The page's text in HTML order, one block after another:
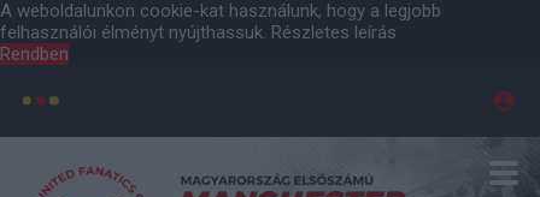
A weboldalunkon cookie-kat használunk, hogy a legjobb
felhasználói élményt nyújthassuk. Részletes leírás
Rendben